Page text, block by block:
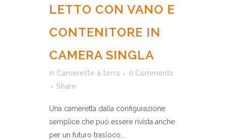
LETTO CON VANO E
CONTENITORE IN
CAMERA SINGLA
in Camerette a terra
0 Comments
Share
Una cameretta dalla configurazione
semplice che può essere rivista anche
per un futuro trasloco...